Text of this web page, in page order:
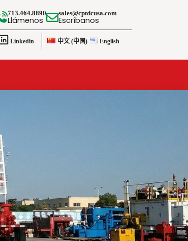
713.464.8890
Llámenos
sales@cptdcusa.com
Escríbanos
Linkedin 中文 (中国) English